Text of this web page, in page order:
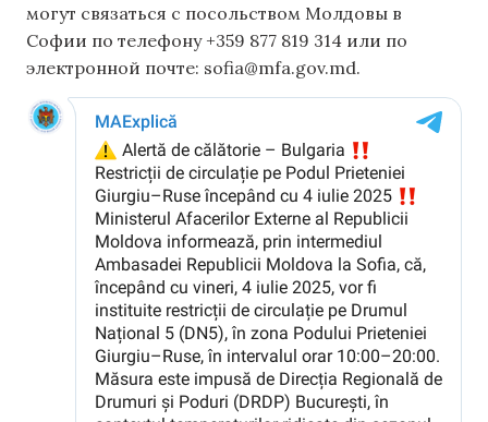
могут связаться с посольством Молдовы в
Софии по телефону +359 877 819 314 или по
электронной почте: sofia@mfa.gov.md.